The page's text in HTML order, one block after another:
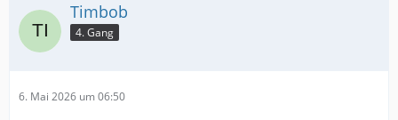
Timbob
4. Gang
6. Mai 2026 um 06:50